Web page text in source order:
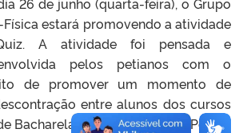
Física estará promovendo a atividade
A atividade foi pensada e
pelos petianos com o
de promover um momento de
entre alunos dos cursos
Bacharelado em Física da UFPel. . O